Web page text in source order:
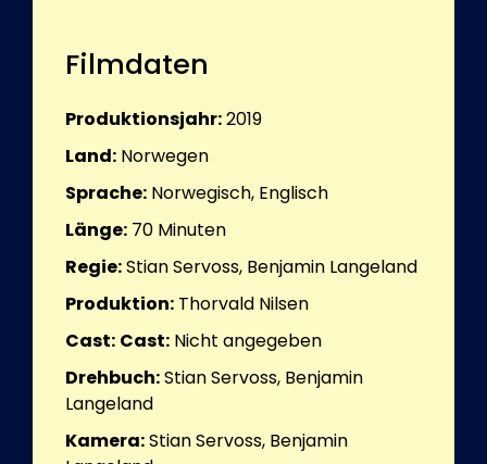
Filmdaten
Produktionsjahr:2019
Land: Norwegen
Sprache: Norwegisch, Englisch
Länge: 70 Minuten
Regie:Stian Servoss, Benjamin Langeland
Produktion: Thorvald Nilsen
Cast: Cast: Nicht angegeben
Drehbuch:Stian Servoss, Benjamin
Langeland
Kamera:Stian Servoss, Benjamin